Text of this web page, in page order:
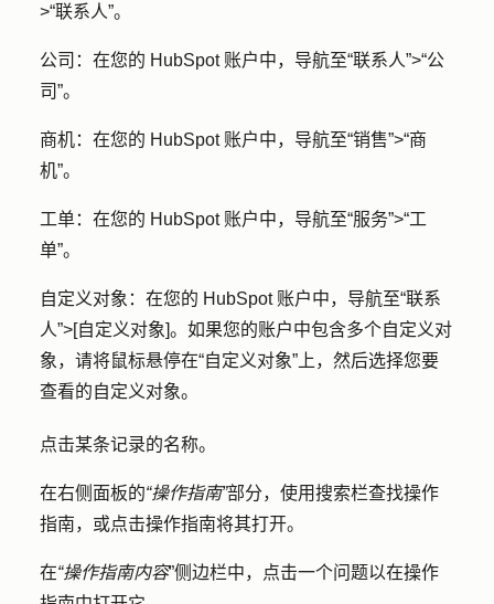
>“联系人”。
公司： 在您的 HubSpot 账户中，导航至“联系人”>“公
司”。
商机： 在您的 HubSpot 账户中，导航至“销售”>“商
机”。
工单： 在您的 HubSpot 账户中，导航至“服务”>“工
单”。
自定义对象： 在您的 HubSpot 账户中，导航至“联系
人”>[自定义对象]。如果您的账户中包含多个自定义对
象，请将鼠标悬停在“自定义对象”上 ，然后选择您要
查看的自定义对象。
点击某条记录的名称。
在右侧面板的“操作指南”部分，使用搜索栏查找操作
指南，或点击操作指南将其打开。
在“操作指南内容”侧边栏中，点击一个问题以在操作